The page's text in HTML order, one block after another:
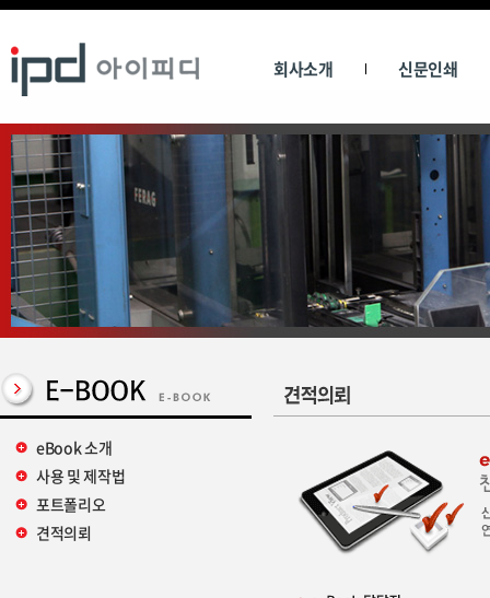
회사소개 신문인쇄
eBook 소개
사용 및 제작법
포트폴리오
견적의뢰